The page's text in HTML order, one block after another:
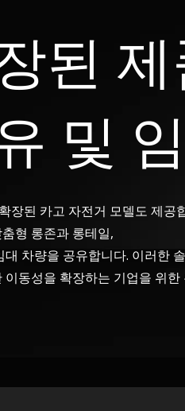
된
및
장된 카고 자전거 모델도 제공
형 롱존과 롱테일,
대 차량을 공유합니다. 이러한
이동성을 확장하는 기업을 위